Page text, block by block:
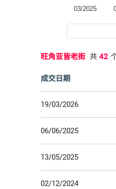
旺角亚皆老街 共 42
成交日期
19/03/2026
06/06/2025
13/05/2025
02/12/2024